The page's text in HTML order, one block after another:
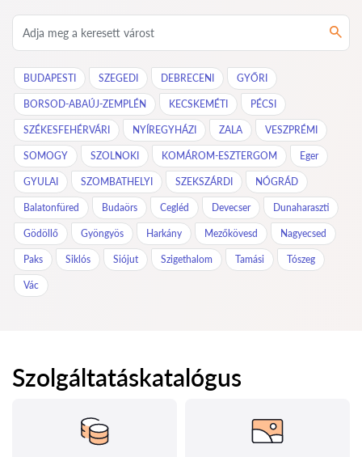
BUDAPESTI SZEGEDI DEBRECENI GYŐRI
BORSOD-ABAÚJ-ZEMPLÉN KECSKEMÉTI PÉCSI
SZÉKESFEHÉRVÁRI NYÍREGYHÁZI ZALA VESZPRÉMI
SOMOGY SZOLNOKI KOMÁROM-ESZTERGOM Eger
GYULAI SZOMBATHELYI SZEKSZÁRDI NÓGRÁD
Balatonfüred Budaörs Cegléd Devecser Dunaharaszti
Gödöllő Gyöngyös Harkány Mezőkövesd Nagyecsed
Paks Siklós Siójut Szigethalom Tamási Tószeg
Vác
Szolgáltatáskatalógus